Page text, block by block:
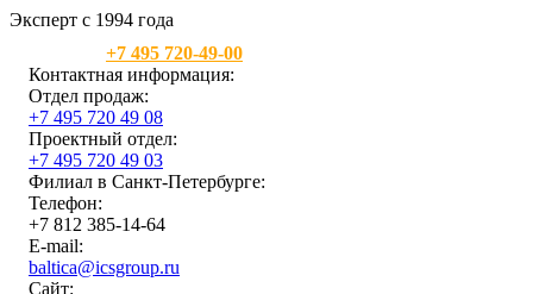
Эксперт с 1994 года
+7 495 720-49-00
Контактная информация:
Отдел продаж:
+7 495 720 49 08
Проектный отдел:
+7 495 720 49 03
Филиал в Санкт-Петербурге:
Телефон:
+7 812 385-14-64
E-mail:
baltica@icsgroup.ru
Сайт: